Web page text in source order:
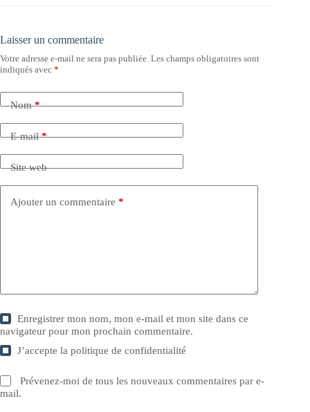
Laisser un commentaire
Votre adresse e-mail ne sera pas publiée. Les champs obligatoires sont
indiqués avec *
Nom*
E-mail*
Site web
Ajouter un commentaire *
Enregistrer mon nom, mon e-mail et mon site dans ce
navigateur pour mon prochain commentaire.
J’accepte lapolitique de confidentialité
Prévenez-moi de tous les nouveaux commentaires par e-
mail.